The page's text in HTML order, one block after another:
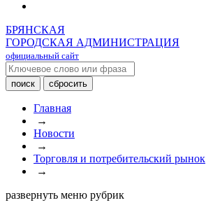
БРЯНСКАЯ
ГОРОДСКАЯ АДМИНИСТРАЦИЯ
официальный сайт
Главная
→
Новости
→
Торговля и потребительский рынок
→
развернуть меню рубрик